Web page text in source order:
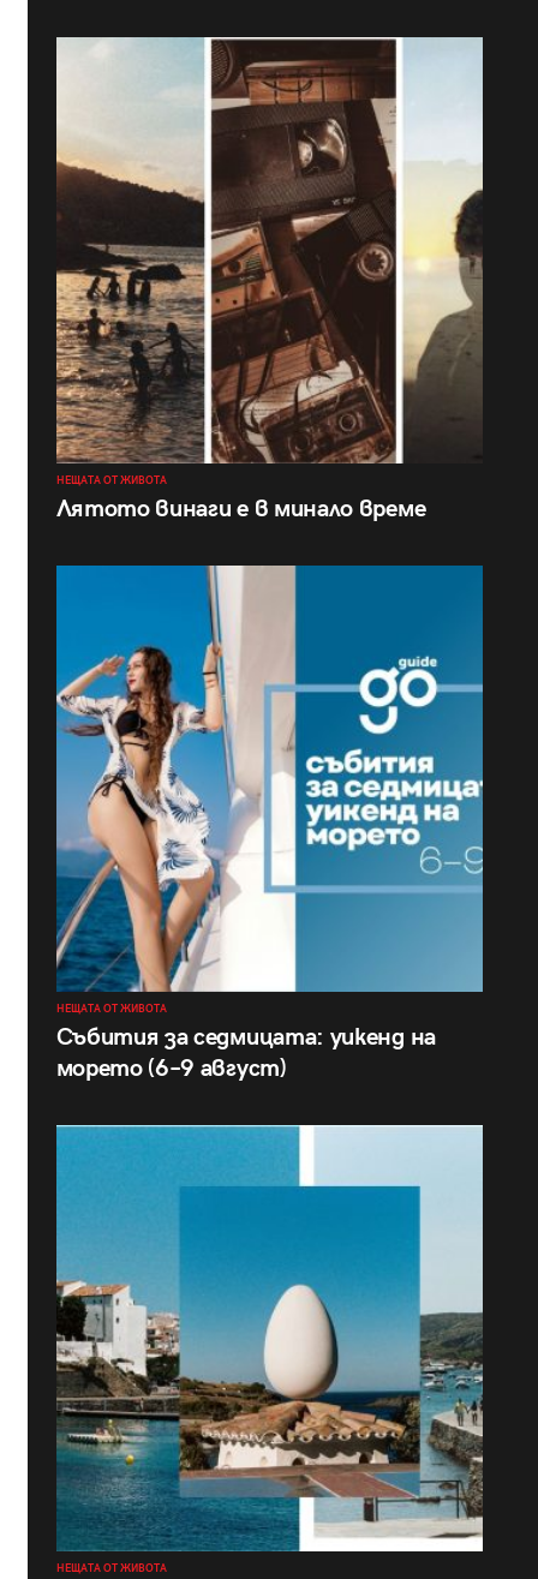
НЕЩАТА ОТ ЖИВОТА
Лятото винаги е в минало време
НЕЩАТА ОТ ЖИВОТА
Събития за седмицата: уикенд на
морето (6–9 август)
НЕЩАТА ОТ ЖИВОТА